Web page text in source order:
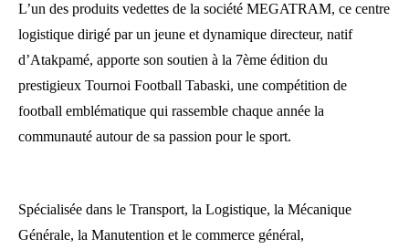
L’un des produits vedettes de la société MEGATRAM, ce centre
logistique dirigé par un jeune et dynamique directeur, natif
d’Atakpamé, apporte son soutien à la 7ème édition du
prestigieux Tournoi Football Tabaski, une compétition de
football emblématique qui rassemble chaque année la
communauté autour de sa passion pour le sport.
Spécialisée dans le Transport, la Logistique, la Mécanique
Générale, la Manutention et le commerce général,